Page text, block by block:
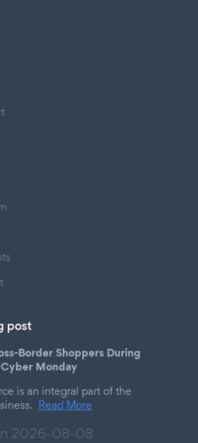
post
Border Shoppers During
Monday
is an integral part of the
Read More
2026-08-08